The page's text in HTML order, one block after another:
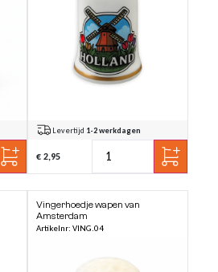
Levertijd 1-2 werkdagen
€ 2,95
Vingerhoedje wapen van
Amsterdam
Artikelnr: VING.04